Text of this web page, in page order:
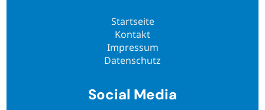
Startseite
Kontakt
Impressum
Datenschutz
Social Media